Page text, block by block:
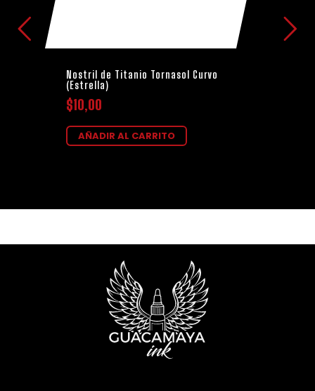
Nostril de Titanio Tornasol Curvo
(Estrella)
$10,00
AÑADIR AL CARRITO